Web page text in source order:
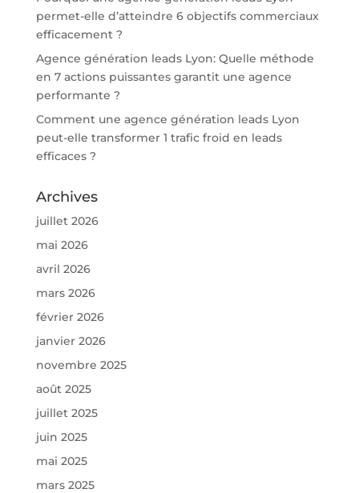
permet-elle d’atteindre 6 objectifs commerciaux
efficacement ?
Agence génération leads Lyon: Quelle méthode
en 7 actions puissantes garantit une agence
performante ?
Comment une agence génération leads Lyon
peut-elle transformer 1 trafic froid en leads
efficaces ?
Archives
juillet 2026
mai 2026
avril 2026
mars 2026
février 2026
janvier 2026
novembre 2025
août 2025
juillet 2025
juin 2025
mai 2025
mars 2025